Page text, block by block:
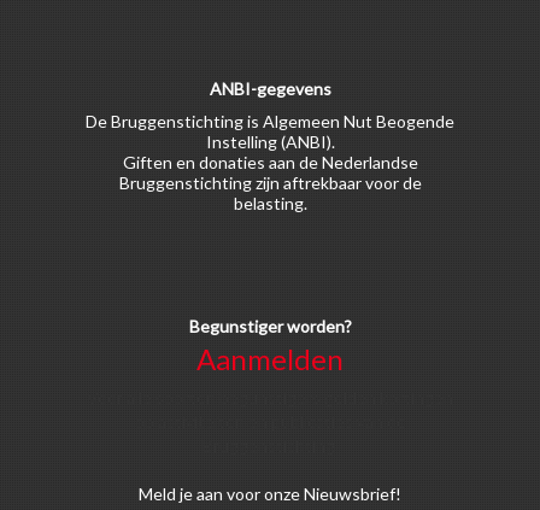
ANBI-gegevens
De Bruggenstichting is Algemeen Nut Beogende
Instelling (ANBI).
Giften en donaties aan de Nederlandse
Bruggenstichting zijn aftrekbaar voor de
belasting.
Begunstiger worden?
Aanmelden
Meld je aan voor onze Nieuwsbrief!